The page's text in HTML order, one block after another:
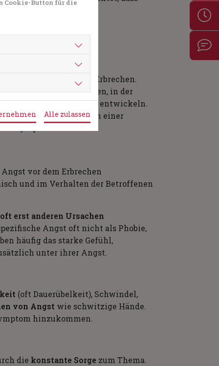
mit dem Thema Erbrechen.
Situation erlebt haben, in der
eine Emetophobie zu entwickeln.
erkrankt und/oder an einer
vor dem Erbrechen
und im Verhalten der Betroffenen
erst anderen Ursachen
Angst oft nicht als Phobie,
häufig das starke Gefühl,
unter ihrer Angst.
(oft Dauerübelkeit), Schwindel,
von Angst wie schwitzige Hände.
hinzukommen.
die konstante Sorge zum Thema.
Cookie-Button für die
Alle zulassen